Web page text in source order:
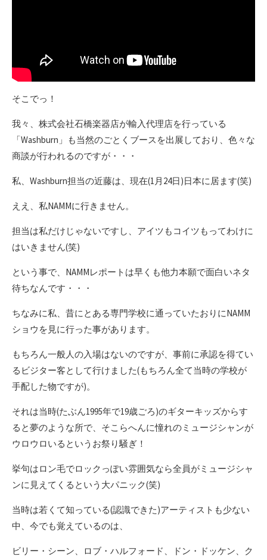
そこでっ！
我々、株式会社石橋楽器店が輸入代理店を行っている
「Washburn」も当然のごとくブースを出展しており、色々な
商談が行われるのですが・・・
私、Washburn担当の近藤は、現在(1月24日)日本に居ます(笑)
ええ、私NAMMに行きません。
担当は私だけじゃないですし、アイツもコイツもってわけに
はいきません(笑)
という事で、NAMMレポートは早くも他力本願で面白いネタ
待ちなんです・・・
ちなみに私、昔にとある専門学校に通っていたおりにNAMM
ショウを見に行った事があります。
もちろん一般人の入場はないのですが、事前に承認を得てい
るビジター客として行けました(もちろん全て当時の学校が
手配した物ですが)。
それは当時(たぶん1995年で19歳ごろ)のギターキッズからす
ると夢のような所で、そこらへんに憧れのミュージシャンが
ウロウロいるというお祭り騒ぎ！
挙句はロン毛でロックっぽい雰囲気なら全員がミュージシャ
ンに見えてくるという大パニック(笑)
当時は若くて知っている(認識できた)アーティストも少ない
中、今でも覚えているのは、
ビリー・シーン、ロブ・ハルフォード、ドン・ドッケン、ク